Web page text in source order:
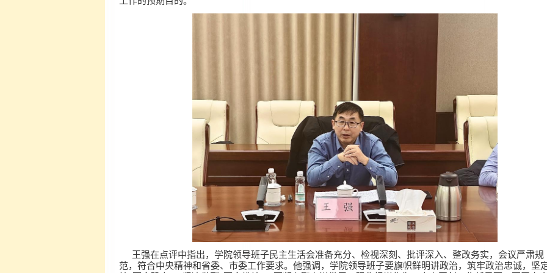
王强在点评中指出，学院领导班子民主生活会准备充分、检视深刻、批评深入、整改务实，会议严肃规
范，符合中央精神和省委、市委工作要求。他强调，学院领导班子要旗帜鲜明讲政治，筑牢政治忠诚，坚